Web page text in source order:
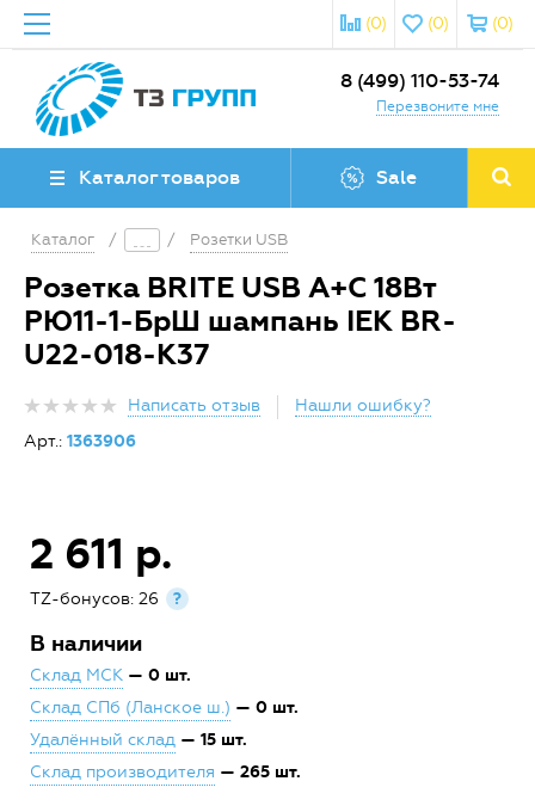
(0)
(0)
(0)
8 (499) 110-53-74
Перезвоните мне
Каталог товаров Sale
Каталог / / Розетки USB
Розетка BRITE USB A+C 18Вт
РЮ11-1-БрШ шампань IEK BR-
U22-018-K37
Написать отзыв
Нашли ошибку?
Арт.: 1363906
2 611 р.
TZ-бонусов: 26 ?
В наличии
Склад МСК — 0 шт.
Склад СПб (Ланское ш.) — 0 шт.
Удалённый склад — 15 шт.
Склад производителя — 265 шт.